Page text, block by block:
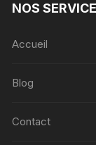
NOS
Accueil
Blog
Contact